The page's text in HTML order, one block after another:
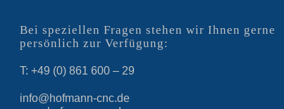
Bei speziellen Fragen stehen wir Ihnen gerne
persönlich zur Verfügung:
T: +49 (0) 861 600 – 29
info@hofmann-cnc.de